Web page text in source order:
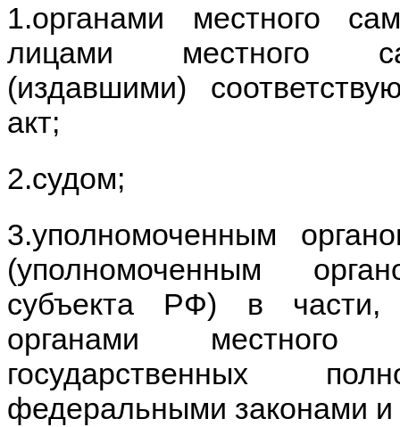
1.органами местного
лицами местного
(издавшими)
акт;
2.судом;
3.уполномоченным
(уполномоченным
субъекта РФ) в части,
органами местного
государственных
федеральными законами и